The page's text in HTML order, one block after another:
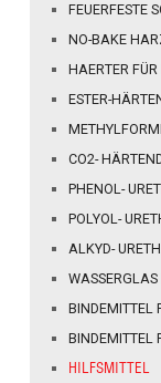
FEUERFESTE
NO-BAKE
HAERTER
ESTER-
CO2-
PHENOL-
POLYOL-
ALKYD-
BINDEMITTEL
BINDEMITTEL
HILFSMITTEL